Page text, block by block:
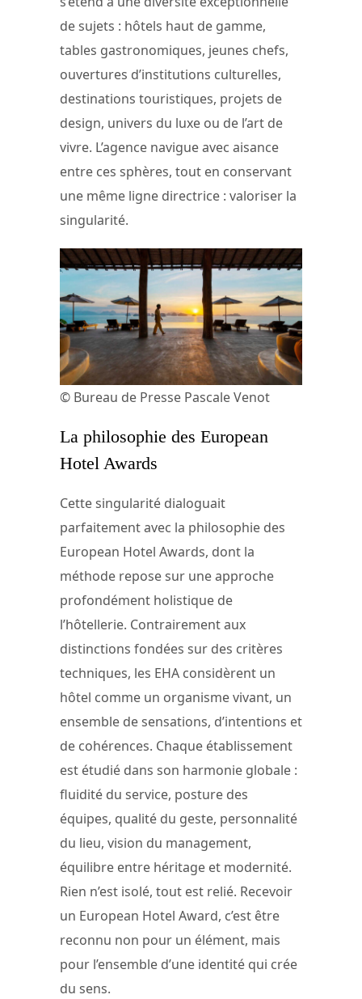
de sujets : hôtels haut de gamme,
tables gastronomiques, jeunes chefs,
ouvertures d’institutions culturelles,
destinations touristiques, projets de
design, univers du luxe ou de l’art de
vivre. L’agence navigue avec aisance
entre ces sphères, tout en conservant
une même ligne directrice : valoriser la
singularité.
© Bureau de Presse Pascale Venot
La philosophie des European
Hotel Awards
Cette singularité dialoguait
parfaitement avec la philosophie des
European Hotel Awards, dont la
méthode repose sur une approche
profondément holistique de
l’hôtellerie. Contrairement aux
distinctions fondées sur des critères
techniques, les EHA considèrent un
hôtel comme un organisme vivant, un
ensemble de sensations, d’intentions et
de cohérences. Chaque établissement
est étudié dans son harmonie globale :
fluidité du service, posture des
équipes, qualité du geste, personnalité
du lieu, vision du management,
équilibre entre héritage et modernité.
Rien n’est isolé, tout est relié. Recevoir
un European Hotel Award, c’est être
reconnu non pour un élément, mais
pour l’ensemble d’une identité qui crée
du sens.